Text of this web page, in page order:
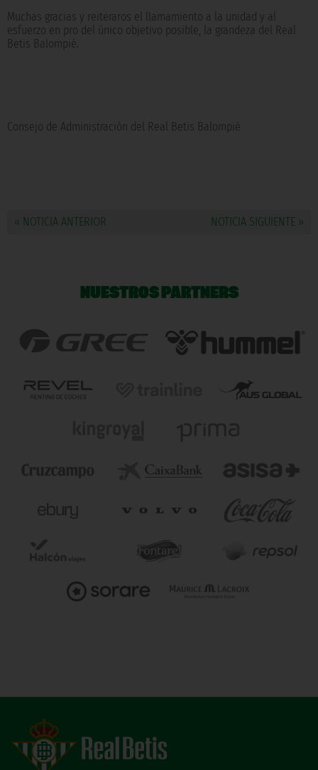
Muchas gracias y reiteraros el llamamiento a la unidad y al
esfuerzo en pro del único objetivo posible, la grandeza del Real
Betis Balompié.
Consejo de Administración del Real Betis Balompié
« NOTICIA ANTERIOR NOTICIA SIGUIENTE »
NUESTROS PARTNERS